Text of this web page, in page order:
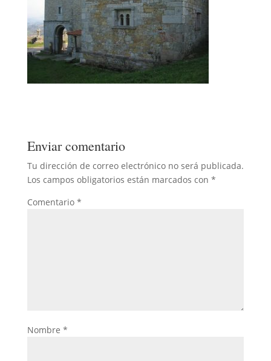
Enviar comentario
Tu dirección de correo electrónico no será publicada.
Los campos obligatorios están marcados con *
Comentario *
Nombre *